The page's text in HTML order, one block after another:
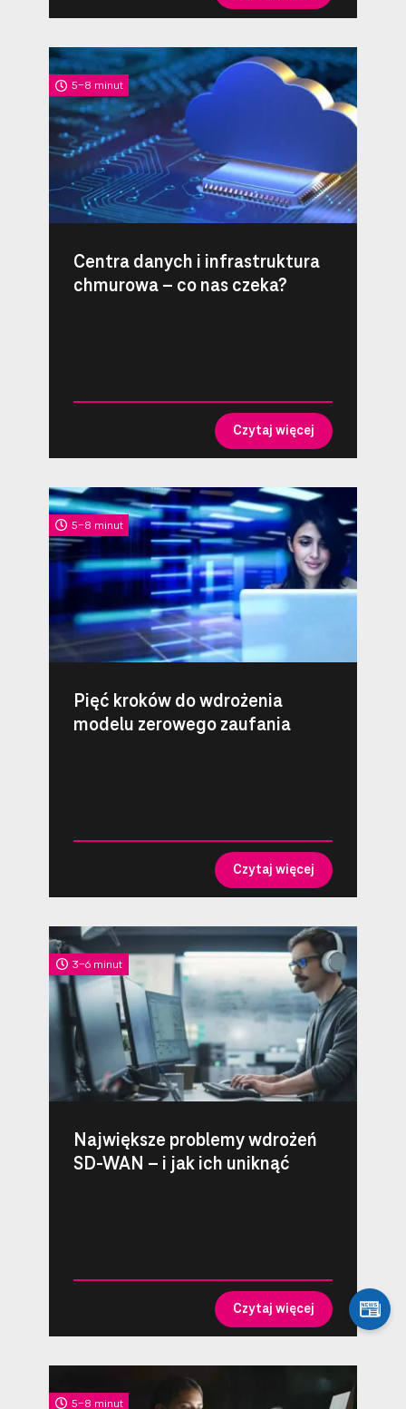
5-8 minut
Centra danych i infrastruktura
chmurowa – co nas czeka?
Czytaj więcej
5-8 minut
Pięć kroków do wdrożenia
modelu zerowego zaufania
Czytaj więcej
3-6 minut
Największe problemy wdrożeń
SD-WAN – i jak ich uniknąć
Czytaj więcej
5-8 minut